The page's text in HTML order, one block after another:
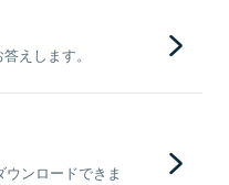
えします。
ンロードできま